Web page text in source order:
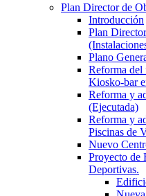
Plan Director de
Introducción
Plan
Plano
Reforma del
Kiosko-bar
Reforma y
(Ejecutada)
Reforma y
Piscinas de
Nuevo
Proyecto de
Deportivas.